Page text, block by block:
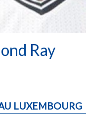
Ray
LUXEMBOURG